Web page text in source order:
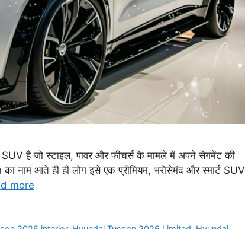
है जो स्टाइल, पावर और फीचर्स के मामले में अपने सेगमेंट की
नाम आते ही ही लोग इसे एक प्रीमियम, भरोसेमंद और स्मार्ट SUV
more